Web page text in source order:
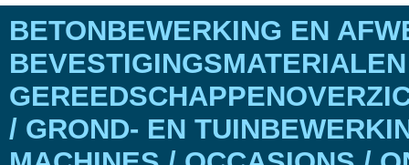
BETONBEWERKING EN
/ GROND- EN